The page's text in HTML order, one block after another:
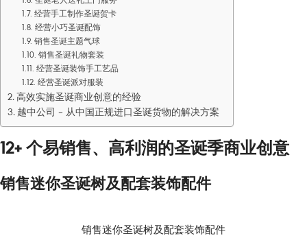
经营手工制作圣诞贺卡
经营小巧圣诞配饰
销售圣诞主题气球
销售圣诞礼物套装
经营圣诞装饰手工艺品
经营圣诞派对服装
高效实施圣诞商业创意的经验
越中公司 – 从中国正规进口圣诞货物的解决方案
12+ 个易销售、高利润的圣诞季商业创意
销售迷你圣诞树及配套装饰配件
销售迷你圣诞树及配套装饰配件